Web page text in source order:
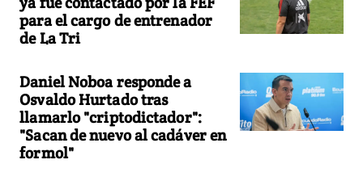
para el cargo de entrenador
de La Tri
Daniel Noboa responde a
Osvaldo Hurtado tras
llamarlo "criptodictador":
"Sacan de nuevo al cadáver en
formol"